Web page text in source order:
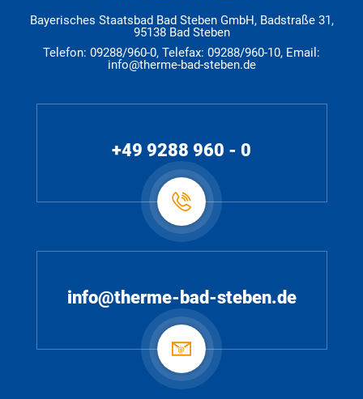
Bayerisches Staatsbad Bad Steben GmbH, Badstraße 31,
95138 Bad Steben
Telefon: 09288/960-0, Telefax: 09288/960-10, Email:
info@therme-bad-steben.de
+49 9288 960 - 0
info@therme-bad-steben.de